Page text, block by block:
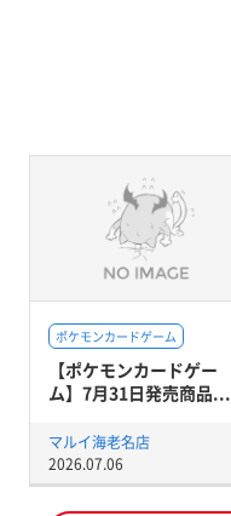
ポケモンカードゲーム
【ポケモンカードゲー
ム】7月31日発売商品...
マルイ海老名店
2026.07.06